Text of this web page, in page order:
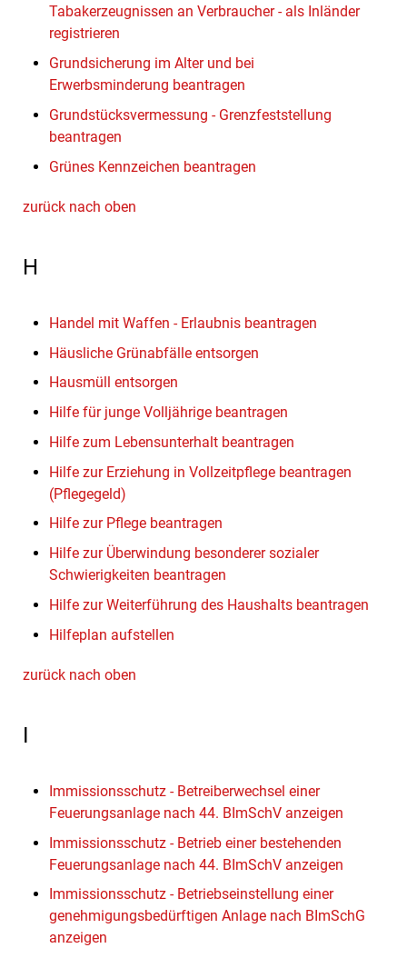
Tabakerzeugnissen an Verbraucher - als Inländer
registrieren
Grundsicherung im Alter und bei
Erwerbsminderung beantragen
Grundstücksvermessung - Grenzfeststellung
beantragen
Grünes Kennzeichen beantragen
zurück nach oben
H
Handel mit Waffen - Erlaubnis beantragen
Häusliche Grünabfälle entsorgen
Hausmüll entsorgen
Hilfe für junge Volljährige beantragen
Hilfe zum Lebensunterhalt beantragen
Hilfe zur Erziehung in Vollzeitpflege beantragen
(Pflegegeld)
Hilfe zur Pflege beantragen
Hilfe zur Überwindung besonderer sozialer
Schwierigkeiten beantragen
Hilfe zur Weiterführung des Haushalts beantragen
Hilfeplan aufstellen
zurück nach oben
I
Immissionsschutz - Betreiberwechsel einer
Feuerungsanlage nach 44. BImSchV anzeigen
Immissionsschutz - Betrieb einer bestehenden
Feuerungsanlage nach 44. BImSchV anzeigen
Immissionsschutz - Betriebseinstellung einer
genehmigungsbedürftigen Anlage nach BImSchG
anzeigen